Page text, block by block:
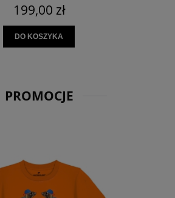
199,00 zł
DO KOSZYKA
PROMOCJE